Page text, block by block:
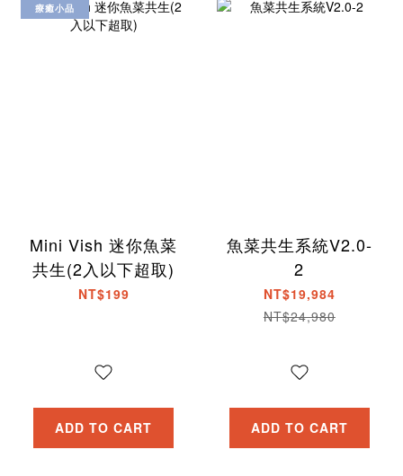
療癒小品
Mini Vish 迷你魚菜
共生(2入以下超取)
NT$199
ADD TO CART
魚菜共生系統V2.0-
2
NT$19,984
NT$24,980
ADD TO CART